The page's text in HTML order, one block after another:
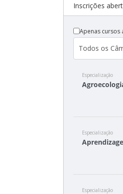
Inscrições
Apenas cursos
Especialização
Especialização
Especialização